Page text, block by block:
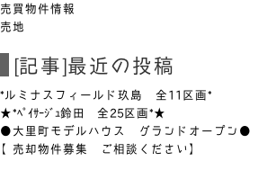
売買物件情報
売地
[記事]最近の投稿
*ルミナスフィールド玖島 全11区画*
★*ﾍﾟｲｻｰｼﾞｭ鈴田 全25区画*★
●大里町モデルハウス グランドオープン●
【売却物件募集 ご相談ください】